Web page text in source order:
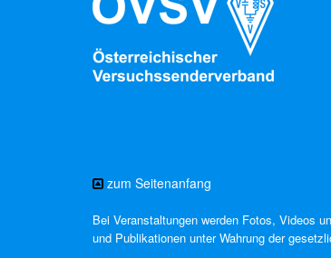
zum Seitenanfang
Bei Veranstaltungen werden Fotos, Videos
und Publikationen unter Wahrung der